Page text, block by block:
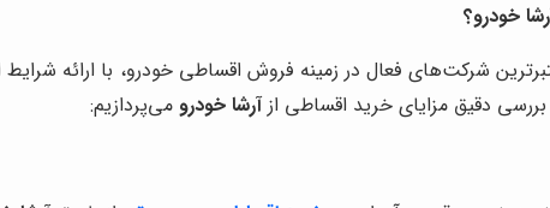
خودرو؟
شرکت‌های فعال در زمینه فروش اقساطی خودرو، با ارائه
دقیق مزایای خرید اقساطی ازآرشا خودرومی‌پردازیم: